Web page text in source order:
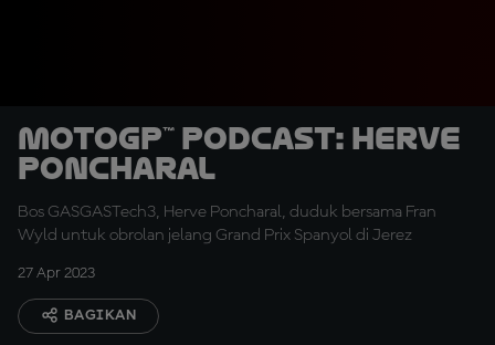
MotoGP™ Podcast: Herve
Poncharal
Bos GASGASTech3, Herve Poncharal, duduk bersama Fran
Wyld untuk obrolan jelang Grand Prix Spanyol di Jerez
27 Apr 2023
BAGIKAN